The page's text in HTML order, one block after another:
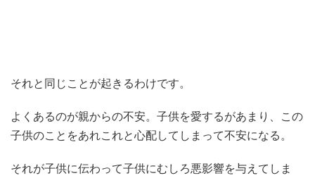
それと同じことが起きるわけです。
よくあるのが親からの不安。子供を愛するがあまり、この
子供のことをあれこれと心配してしまって不安になる。
それが子供に伝わって子供にむしろ悪影響を与えてしま